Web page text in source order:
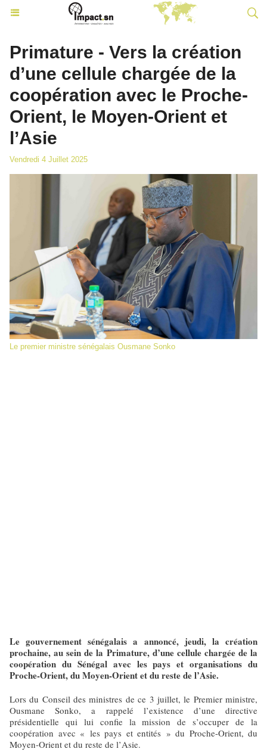
Primature - Vers la création
d’une cellule chargée de la
coopération avec le Proche-
Orient, le Moyen-Orient et
l’Asie
Vendredi 4 Juillet 2025
Le premier ministre sénégalais Ousmane Sonko
Le gouvernement sénégalais a annoncé, jeudi, la création
prochaine, au sein de la Primature, d’une cellule chargée de la
coopération du Sénégal avec les pays et organisations du
Proche-Orient, du Moyen-Orient et du reste de l’Asie.
Lors du Conseil des ministres de ce 3 juillet, le Premier ministre,
Ousmane Sonko, a rappelé l’existence d’une directive
présidentielle qui lui confie la mission de s’occuper de la
coopération avec « les pays et entités » du Proche-Orient, du
Moyen-Orient et du reste de l’Asie.